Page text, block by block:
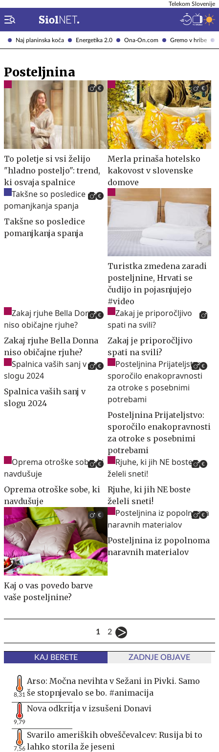
Naj planinska koča Energetika 2.0 Ona-On.com Gremo v hribe
Telekom Slovenije
Posteljnina
To poletje si vsi želijo
"hladno posteljo": trend,
ki osvaja spalnice
Merla prinaša hotelsko
kakovost v slovenske
domove
Takšne so posledice
pomanjkanja spanja
Turistka zmedena zaradi
posteljnine, Hrvati se
čudijo in pojasnjujejo
#video
Zakaj rjuhe Bella Donna
niso običajne rjuhe?
Zakaj je priporočljivo
spati na svili?
Spalnica vaših sanj v
slogu 2024
Posteljnina Prijateljstvo:
sporočilo enakopravnosti
za otroke s posebnimi
potrebami
Oprema otroške sobe, ki
navdušuje
Rjuhe, ki jih NE boste
želeli sneti!
Kaj o vas povedo barve
vaše posteljnine?
Posteljnina iz popolnoma
naravnih materialov
1 2
KAJ BERETE ZADNJE OBJAVE
8,31
Arso: Močna nevihta v Sežani in Pivki. Samo
še stopnjevalo se bo. #animacija
9,79
Nova odkritja v izsušeni Donavi
7,56
Svarilo ameriških obveščevalcev: Rusija bi to
lahko storila že jeseni